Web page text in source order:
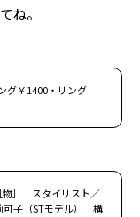
ね。
グ￥1400・リング
物］ スタイリスト／
子（STモデル） 構